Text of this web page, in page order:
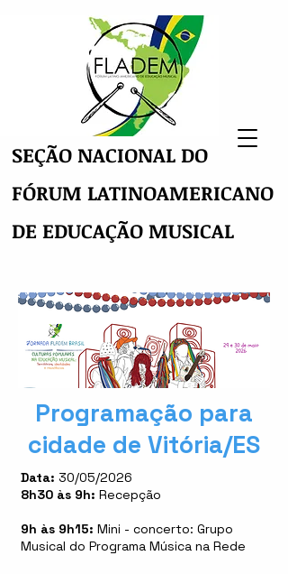
SEÇÃO NACIONAL DO
FÓRUM LATINOAMERICANO
DE EDUCAÇÃO MUSICAL
Programação para
cidade de Vitória/ES
Data: 30/05/2026
8h30 às 9h: Recepção
9h às 9h15: Mini - concerto: Grupo
Musical do Programa Música na Rede